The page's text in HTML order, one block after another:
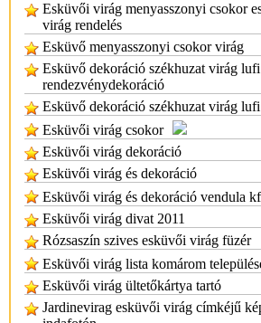
Esküvői virág menyasszonyi csokor
virág rendelés
Esküvő menyasszonyi csokor virág
Esküvő dekoráció székhuzat virág lufi
rendezvénydekoráció
Esküvő dekoráció székhuzat virág lufi
Esküvői virág csokor
Esküvői virág dekoráció
Esküvői virág és dekoráció
Esküvői virág és dekoráció vendula
Esküvői virág divat 2011
Rózsaszín szives esküvői virág füzér
Esküvői virág lista komárom
Esküvői virág ültetőkártya tartó
Jardinevirag esküvői virág címkéjű